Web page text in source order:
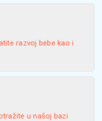
razvoj bebe kao i
u našoj bazi